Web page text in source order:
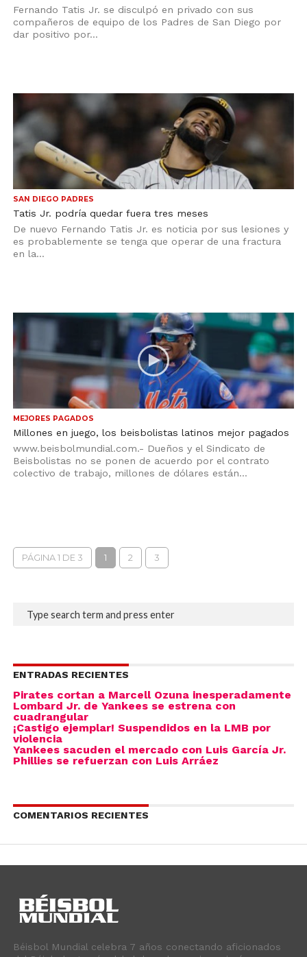
Fernando Tatis Jr. se disculpó en privado con sus
compañeros de equipo de los Padres de San Diego por
dar positivo por...
SAN DIEGO PADRES
Tatis Jr. podría quedar fuera tres meses
De nuevo Fernando Tatis Jr. es noticia por sus lesiones y
es probablemente se tenga que operar de una fractura
en la...
MEJORES PAGADOS
Millones en juego, los beisbolistas latinos mejor pagados
www.beisbolmundial.com.- Dueños y el Sindicato de
Beisbolistas no se ponen de acuerdo por el contrato
colectivo de trabajo, millones de dólares están...
PÁGINA 1 DE 3 1 2 3
ENTRADAS RECIENTES
Pirates cortan a Marcell Ozuna inesperadamente
Lombard Jr. de Yankees se estrena con
cuadrangular
¡Castigo ejemplar! Suspendidos en la LMB por
violencia
Yankees sacuden el mercado con Luis García Jr.
Phillies se refuerzan con Luis Arráez
COMENTARIOS RECIENTES
Béisbol Mundial celebra 7 años conectando aficionados